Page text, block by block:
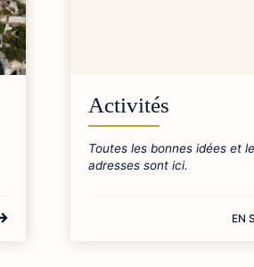
Activités
Toutes les bonnes idées et
adresses sont ici.
EN